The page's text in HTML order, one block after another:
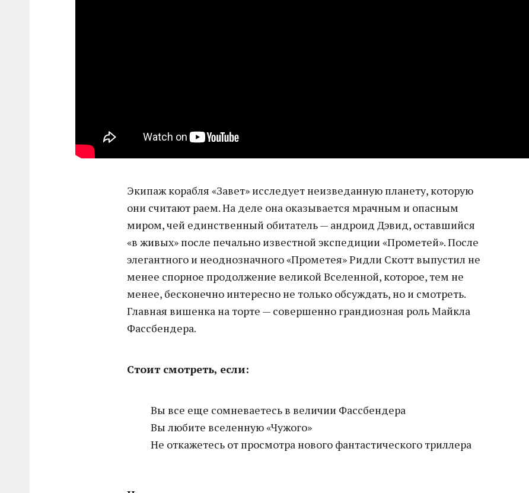
Экипаж корабля «Завет» исследует неизведанную планету, которую
они считают раем. На деле она оказывается мрачным и опасным
миром, чей единственный обитатель — андроид Дэвид, оставшийся
«в живых» после печально известной экспедиции «Прометей». После
элегантного и неоднозначного «Прометея» Ридли Скотт выпустил не
менее спорное продолжение великой Вселенной, которое, тем не
менее, бесконечно интересно не только обсуждать, но и смотреть.
Главная вишенка на торте — совершенно грандиозная роль Майкла
Фассбендера.
Стоит смотреть, если:
Вы все еще сомневаетесь в величии Фассбендера
Вы любите вселенную «Чужого»
Не откажетесь от просмотра нового фантастического триллера